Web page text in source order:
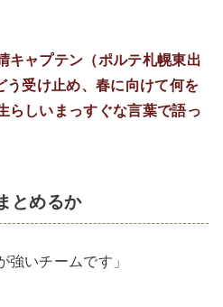
キャプテン（ポルテ札幌東出
う受け止め、春に向けて何を
らしいまっすぐな言葉で語っ
とめるか
強いチームです」